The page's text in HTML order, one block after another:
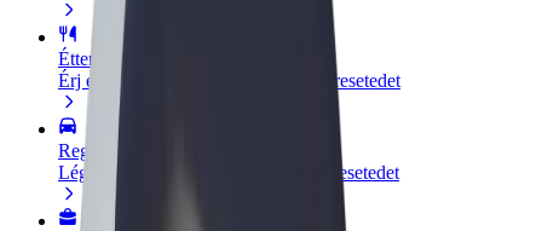
Étterem vagy üzlet hozzáadása
Érj el több felhasználót és növeld keresetedet
Regisztrálj flottatulajdonosként
Légy Bolt flottapartner és növeld keresetedet